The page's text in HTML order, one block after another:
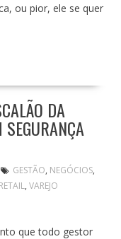
ou pior, ele se quer
DA
GESTÃO, NEGÓCIOS,
RETAIL, VAREJO
que todo gestor